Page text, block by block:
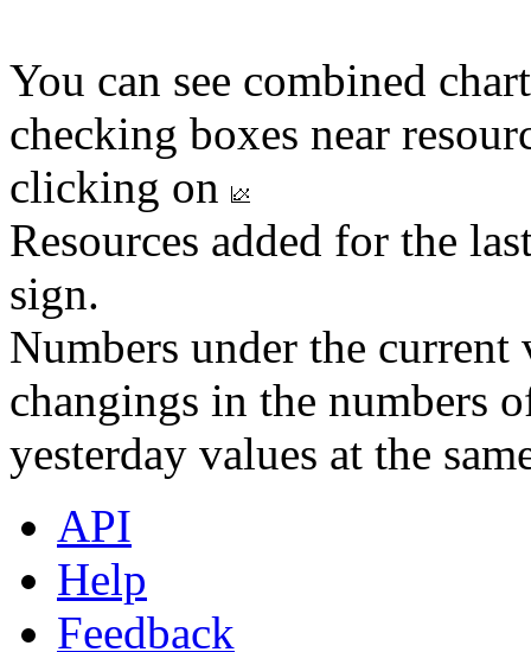
You can see combined
checking boxes near
clicking on
Resources added for the
sign.
Numbers under the
changings in the numbers
yesterday values at the
API
Help
Feedback